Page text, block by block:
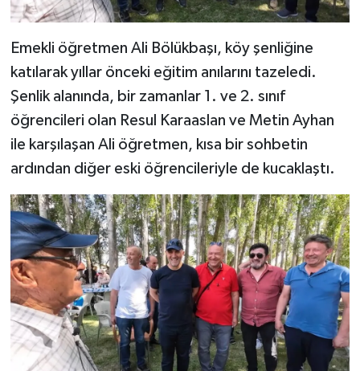
Emekli öğretmen Ali Bölükbaşı, köy şenliğine
katılarak yıllar önceki eğitim anılarını tazeledi.
Şenlik alanında, bir zamanlar 1. ve 2. sınıf
öğrencileri olan Resul Karaaslan ve Metin Ayhan
ile karşılaşan Ali öğretmen, kısa bir sohbetin
ardından diğer eski öğrencileriyle de kucaklaştı.